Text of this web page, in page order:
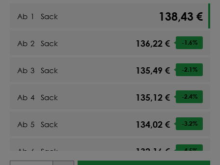
Ab 1 Sack 138,43 €
Ab 2 Sack 136,22 € -1.6%
Ab 3 Sack 135,49 € -2.1%
Ab 4 Sack 135,12 € -2.4%
Ab 5 Sack 134,02 € -3.2%
Ab 6 Sack 132,16 € -4.5%